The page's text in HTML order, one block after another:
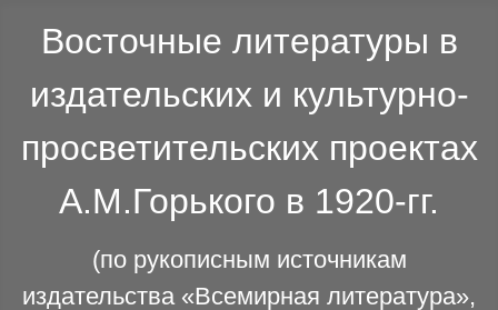
Восточные литературы в
издательских и культурно-
просветительских проектах
А.М.Горького в 1920-гг.
(по рукописным источникам
издательства «Всемирная литература»,